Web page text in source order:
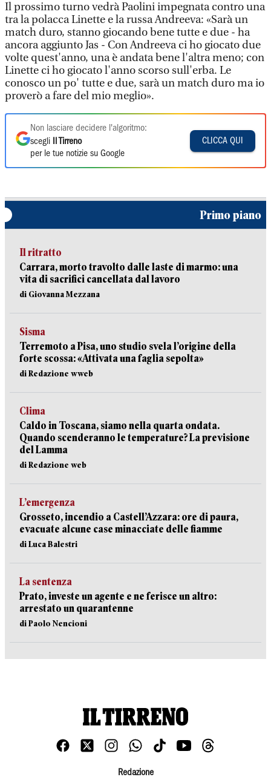
Il prossimo turno vedrà Paolini impegnata contro una
tra la polacca Linette e la russa Andreeva: «Sarà un
match duro, stanno giocando bene tutte e due - ha
ancora aggiunto Jas - Con Andreeva ci ho giocato due
volte quest'anno, una è andata bene l'altra meno; con
Linette ci ho giocato l'anno scorso sull'erba. Le
conosco un po' tutte e due, sarà un match duro ma io
proverò a fare del mio meglio».
Non lasciare decidere l'algoritmo:
scegli
Il Tirreno
per le tue notizie su Google
CLICCA QUI
Primo piano
Il ritratto
Carrara, morto travolto dalle laste di marmo: una
vita di sacrifici cancellata dal lavoro
di Giovanna Mezzana
Sisma
Terremoto a Pisa, uno studio svela l’origine della
forte scossa: «Attivata una faglia sepolta»
di Redazione wweb
Clima
Caldo in Toscana, siamo nella quarta ondata.
Quando scenderanno le temperature? La previsione
del Lamma
di Redazione web
L’emergenza
Grosseto, incendio a Castell’Azzara: ore di paura,
evacuate alcune case minacciate delle fiamme
di Luca Balestri
La sentenza
Prato, investe un agente e ne ferisce un altro:
arrestato un quarantenne
di Paolo Nencioni
Redazione